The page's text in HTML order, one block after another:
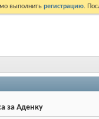
выполнить регистрацию.
за Аденку